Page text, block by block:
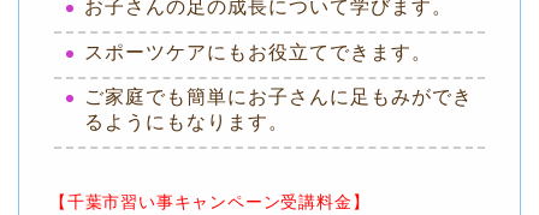
お子さんの足の成長について学びます。
スポーツケアにもお役立てできます。
ご家庭でも簡単にお子さんに足もみができ
るようにもなります。
【千葉市習い事キャンペーン受講料金】